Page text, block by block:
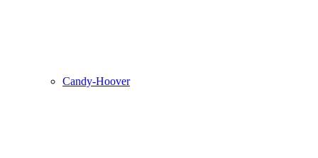
Candy-Hoover